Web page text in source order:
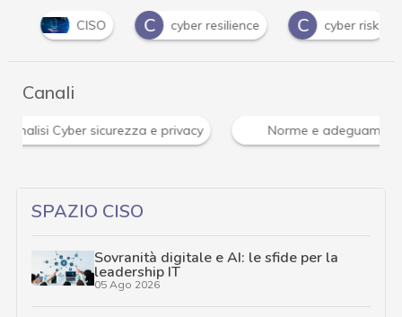
CISO C cyber resilience C cyber risk
Canali
Cyber sicurezza e privacy Norme e adeguamenti
SPAZIO CISO
Sovranità digitale e AI: le sfide per la
leadership IT
05 Ago 2026